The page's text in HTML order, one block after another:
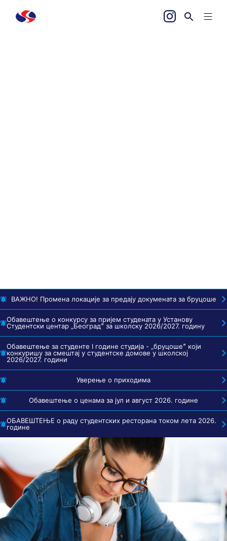
ВАЖНО! Промена локације за предају докумената за бруцоше
Обавештење о конкурсу за пријем студената у Установу
Студентски центар „Београдˮ за школску 2026/2027. годину
Обавештење за студенте I године студија - „бруцошеˮ који
конкуришу за смештај у студентске домове у школској
2026/2027. години
Уверење о приходима
Обавештење о ценама за јул и август 2026. године
ОБАВЕШТЕЊЕ о раду студентских ресторана током лета 2026.
године